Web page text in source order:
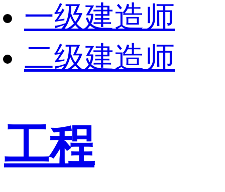
一级建造师
二级建造师
工程